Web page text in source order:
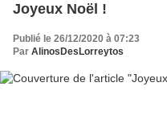
Joyeux Noël !
Publié le 26/12/2020 à 07:23
Par AlinosDesLorreytos